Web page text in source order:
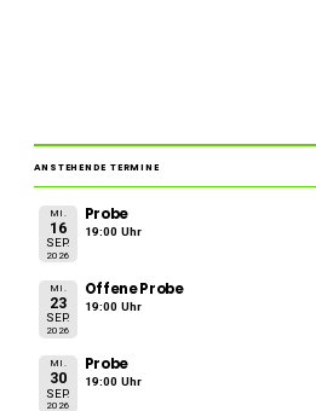
ANSTEHENDE TERMINE
MI.
16
SEP.
2026
Probe
19:00 Uhr
MI.
23
SEP.
2026
Offene Probe
19:00 Uhr
MI.
30
SEP.
2026
Probe
19:00 Uhr